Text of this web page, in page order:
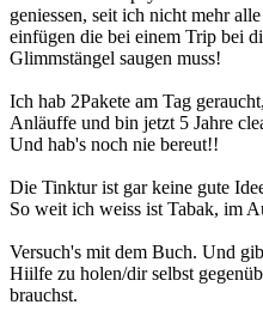
geniessen, seit ich nicht mehr
einfügen die bei einem Trip bei
Glimmstängel saugen muss!
Ich hab 2Pakete am Tag
Anläuffe und bin jetzt 5 Jahre
Und hab's noch nie bereut!!
Die Tinktur ist gar keine gute
So weit ich weiss ist Tabak, im
Versuch's mit dem Buch. Und
Hiilfe zu holen/dir selbst
brauchst.